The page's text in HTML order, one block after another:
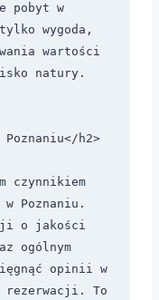
pobyt w
wygoda,
wartości
natury.
h2>
czynnikiem
Poznaniu.
o jakości
ogólnym
opinii w
rezerwacji. To